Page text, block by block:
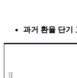
과거 환율 단기